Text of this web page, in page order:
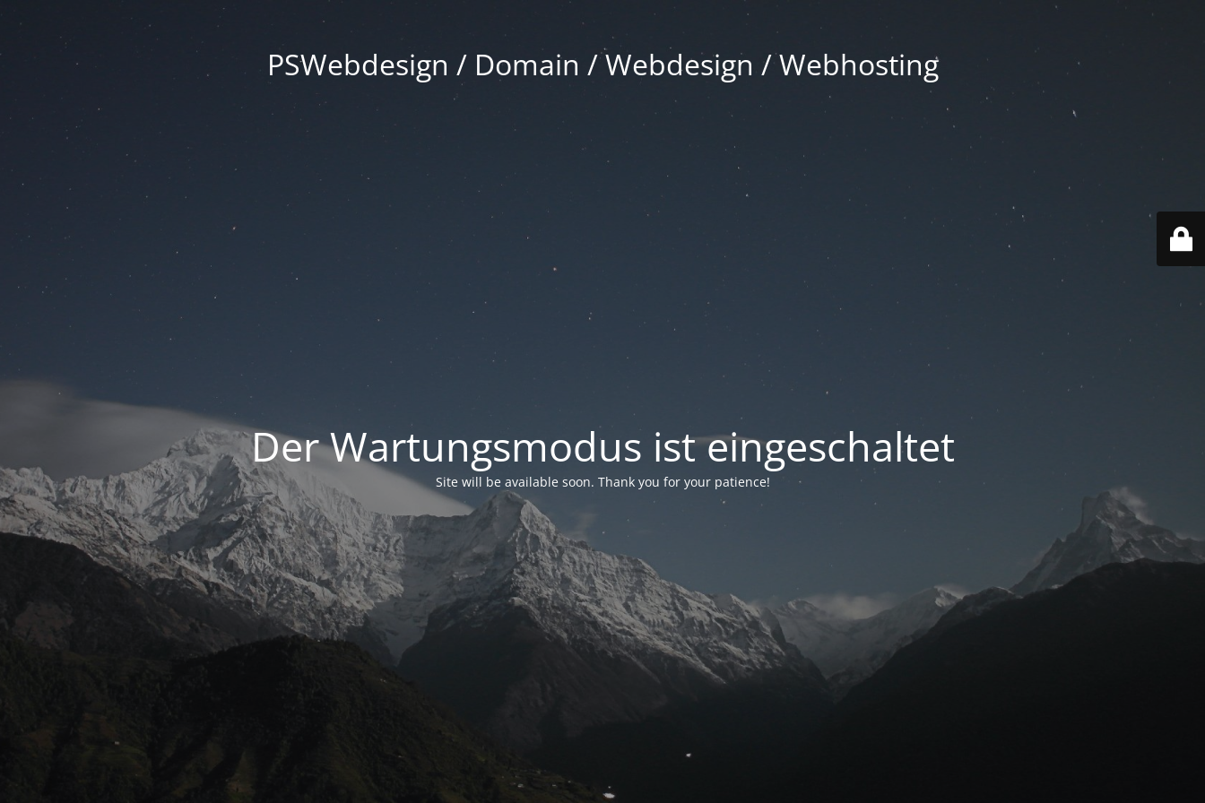
PSWebdesign / Domain / Webdesign / Webhosting
Der Wartungsmodus ist eingeschaltet
Site will be available soon. Thank you for your patience!